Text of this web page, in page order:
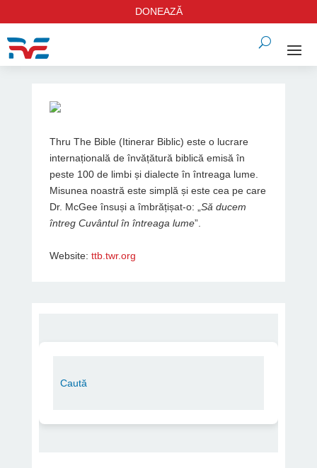
DONEAZĂ
Thru The Bible (Itinerar Biblic) este o lucrare
internațională de învățătură biblică emisă în
peste 100 de limbi și dialecte în întreaga lume.
Misunea noastră este simplă și este cea pe care
Dr. McGee însuși a îmbrățișat-o: „ Să ducem
întreg Cuvântul în întreaga lume”.
Website: ttb.twr.org